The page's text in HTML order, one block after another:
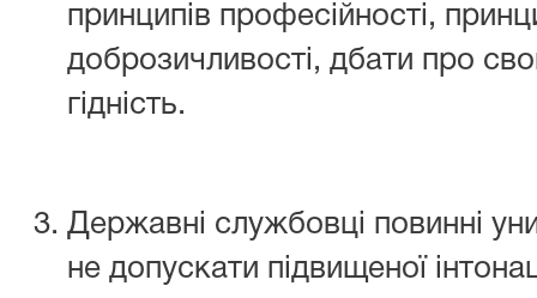
принципів професійності,
доброзичливості, дбати про
гідність.
Державні службовці повинні
не допускати підвищеної